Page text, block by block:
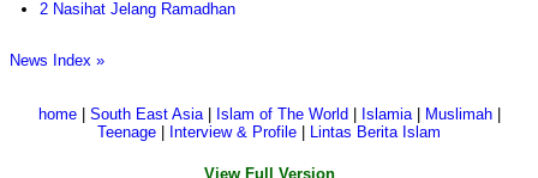
2 Nasihat Jelang Ramadhan
News Index »
home| South East Asia| Islam of The World Islamia| Muslimah|
Teenage
Interview & Profile Lintas Berita Islam
View Full Version